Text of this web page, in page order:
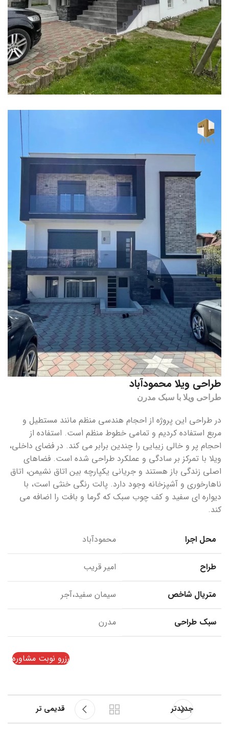
طراحی ویلا محمودآباد
طراحی ویلا با سبک مدرن
در طراحی این پروژه از احجام هندسی منظم مانند مستطیل و
مربع استفاده کردیم و تمامی خطوط منظم است. استفاده از
احجام پر و خالی زیبایی را چندین برابر می کند. در فضای داخلی،
ویلا با تمرکز بر سادگی و عملکرد طراحی شده است. فضاهای
اصلی زندگی باز هستند و جریانی یکپارچه بین اتاق نشیمن، اتاق
ناهارخوری و آشپزخانه وجود دارد. پالت رنگی خنثی است، با
دیواره ای سفید و کف چوب سبک که گرما و بافت را اضافه می
کند.
محل اجرا محمودآباد
طراح امیر قریب
متریال شاخص سیمان سفید،آجر
سبک طراحی مدرن
رزرو نوبت مشاوره
جدیدتر قدیمی تر